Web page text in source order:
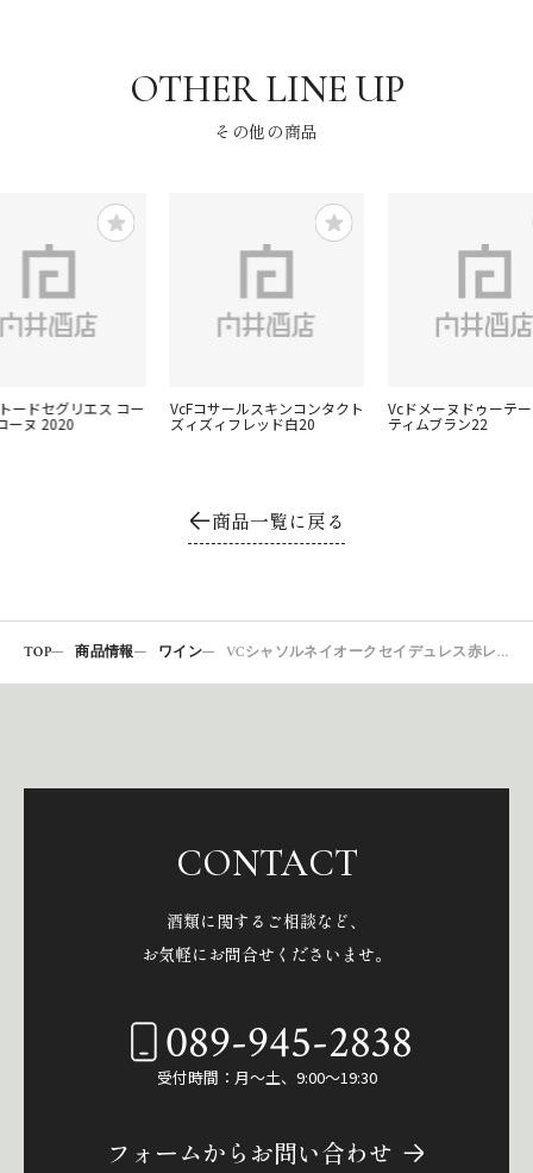
その他の商品
ードセグリエス コー
ーヌ 2020
VcFコサールスキンコンタクト
ズィズィフレッド白20
Vcドメーヌドゥーテ
ティムブラン22
商品一覧に戻る
TOP 商品情報 ワイン VCシャソルネイオークセイデュレス赤レクレ14
CONTACT
酒類に関するご相談など、
お気軽にお問合せくださいませ。
089-945-2838
受付時間：月～土、9:00～19:30
フォームからお問い合わせ